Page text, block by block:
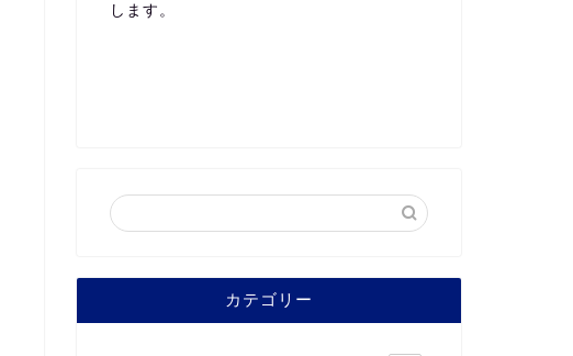
します。
カテゴリー